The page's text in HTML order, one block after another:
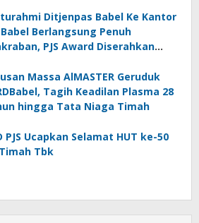
Ditjenpas Babel Ke Kantor
Penuh
PJS Award Diserahkan
Massa AlMASTER Geruduk
Tagih Keadilan Plasma 28
hingga Tata Niaga Timah
PJS Ucapkan Selamat HUT ke-50
Tbk